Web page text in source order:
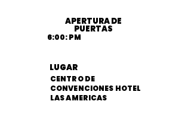
APERTURA DE
PUERTAS
6:00: PM
LUGAR
CENTRO DE
CONVENCIONES HOTEL
LAS AMERICAS